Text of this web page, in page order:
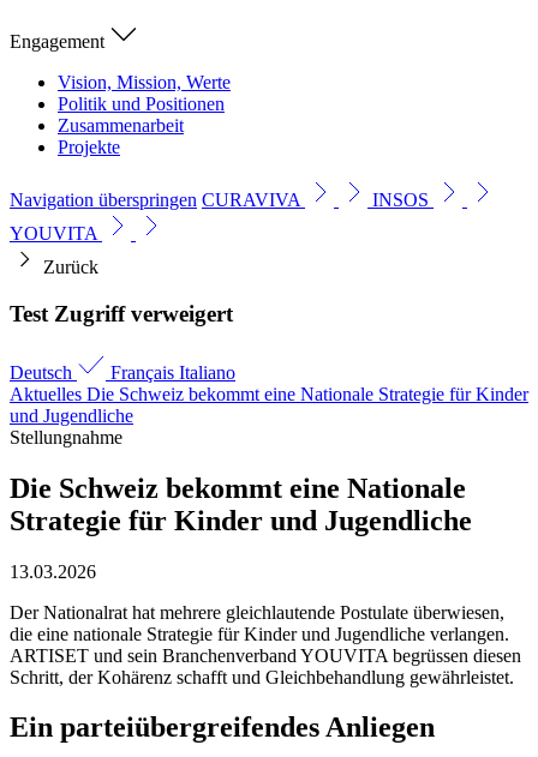
Engagement
Vision, Mission, Werte
Politik und Positionen
Zusammenarbeit
Projekte
Navigation überspringen CURAVIVA
INSOS
YOUVITA
Zurück
Test Zugriff verweigert
Deutsch Français Italiano
Aktuelles Die Schweiz bekommt eine Nationale Strategie für Kinder
und Jugendliche
Stellungnahme
Die Schweiz bekommt eine Nationale
Strategie für Kinder und Jugendliche
13.03.2026
Der Nationalrat hat mehrere gleichlautende Postulate überwiesen,
die eine nationale Strategie für Kinder und Jugendliche verlangen.
ARTISET und sein Branchenverband YOUVITA begrüssen diesen
Schritt, der Kohärenz schafft und Gleichbehandlung gewährleistet.
Ein parteiübergreifendes Anliegen